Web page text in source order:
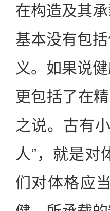
在构造及其
基本没有包
义。如果说
更包括了在
之说。古有
人”，就是
们对体格应